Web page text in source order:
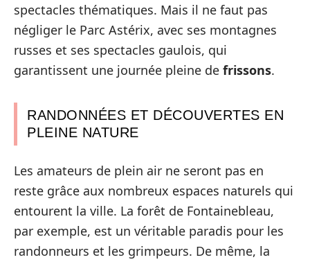
spectacles thématiques. Mais il ne faut pas
négliger le Parc Astérix, avec ses montagnes
russes et ses spectacles gaulois, qui
garantissent une journée pleine de frissons.
RANDONNÉES ET DÉCOUVERTES EN
PLEINE NATURE
Les amateurs de plein air ne seront pas en
reste grâce aux nombreux espaces naturels qui
entourent la ville. La forêt de Fontainebleau,
par exemple, est un véritable paradis pour les
randonneurs et les grimpeurs. De même, la